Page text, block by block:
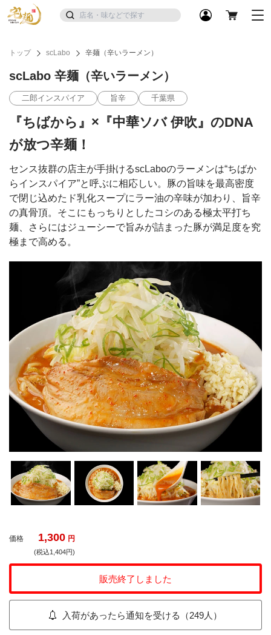
トップ scLabo 辛麺（辛いラーメン）
scLabo 辛麺（辛いラーメン）
二郎インスパイア 旨辛 千葉県
『ちばから』×『中華ソバ 伊吹』のDNA
が放つ辛麺！
センス抜群の店主が手掛けるscLaboのラーメンは“ちばか
らインスパイア”と呼ぶに相応しい。豚の旨味を最高密度
で閉じ込めたド乳化スープにラー油の辛味が加わり、旨辛
の真骨頂。そこにもっちりとしたコシのある極太平打ち
麺、さらにはジューシーで旨みが詰まった豚が満足度を究
極まで高める。
価格 1,300 円
(税込1,404円)
販売終了しました
入荷があったら通知を受ける（249人）